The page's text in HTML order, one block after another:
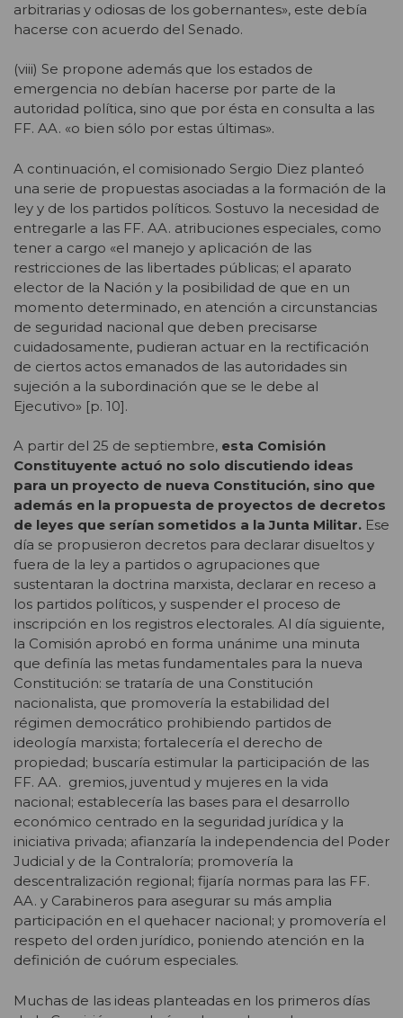
arbitrarias y odiosas de los gobernantes», este debía
hacerse con acuerdo del Senado.
(viii) Se propone además que los estados de
emergencia no debían hacerse por parte de la
autoridad política, sino que por ésta en consulta a las
FF. AA. «o bien sólo por estas últimas».
A continuación, el comisionado Sergio Diez planteó
una serie de propuestas asociadas a la formación de la
ley y de los partidos políticos. Sostuvo la necesidad de
entregarle a las FF. AA. atribuciones especiales, como
tener a cargo «el manejo y aplicación de las
restricciones de las libertades públicas; el aparato
elector de la Nación y la posibilidad de que en un
momento determinado, en atención a circunstancias
de seguridad nacional que deben precisarse
cuidadosamente, pudieran actuar en la rectificación
de ciertos actos emanados de las autoridades sin
sujeción a la subordinación que se le debe al
Ejecutivo» [p. 10].
A partir del 25 de septiembre, esta Comisión
Constituyente actuó no solo discutiendo ideas
para un proyecto de nueva Constitución, sino que
además en la propuesta de proyectos de decretos
de leyes que serían sometidos a la Junta Militar. Ese
día se propusieron decretos para declarar disueltos y
fuera de la ley a partidos o agrupaciones que
sustentaran la doctrina marxista, declarar en receso a
los partidos políticos, y suspender el proceso de
inscripción en los registros electorales. Al día siguiente,
la Comisión aprobó en forma unánime una minuta
que definía las metas fundamentales para la nueva
Constitución: se trataría de una Constitución
nacionalista, que promovería la estabilidad del
régimen democrático prohibiendo partidos de
ideología marxista; fortalecería el derecho de
propiedad; buscaría estimular la participación de las
FF. AA. gremios, juventud y mujeres en la vida
nacional; establecería las bases para el desarrollo
económico centrado en la seguridad jurídica y la
iniciativa privada; afianzaría la independencia del Poder
Judicial y de la Contraloría; promovería la
descentralización regional; fijaría normas para las FF.
AA. y Carabineros para asegurar su más amplia
participación en el quehacer nacional; y promovería el
respeto del orden jurídico, poniendo atención en la
definición de cuórum especiales.
Muchas de las ideas planteadas en los primeros días